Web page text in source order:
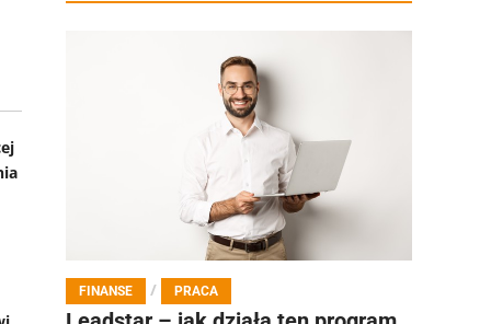
FINANSE / PRACA